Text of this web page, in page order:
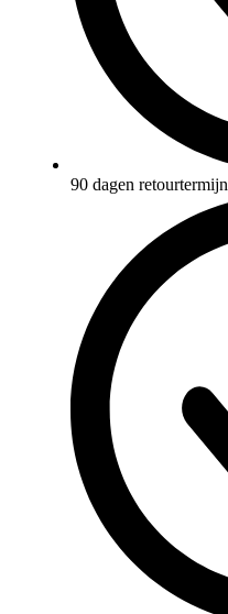
90 dagen retourtermijn